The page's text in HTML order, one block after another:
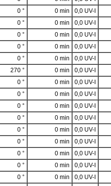
0 ° 0 min 0,0 UV-I
0 ° 0 min 0,0 UV-I
0 ° 0 min 0,0 UV-I
0 ° 0 min 0,0 UV-I
0 ° 0 min 0,0 UV-I
270 ° 0 min 0,0 UV-I
0 ° 0 min 0,0 UV-I
0 ° 0 min 0,0 UV-I
0 ° 0 min 0,0 UV-I
0 ° 0 min 0,0 UV-I
0 ° 0 min 0,0 UV-I
0 ° 0 min 0,0 UV-I
0 ° 0 min 0,0 UV-I
0 ° 0 min 0,0 UV-I
0 ° 0 min 0,0 UV-I